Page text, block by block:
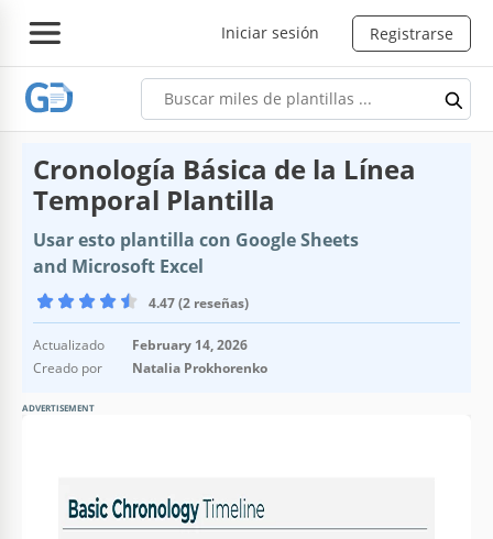
Iniciar sesión Registrarse
Cronología Básica de la Línea
Temporal Plantilla
Usar esto plantilla con Google Sheets
and Microsoft Excel
4.47 (2 reseñas)
Actualizado
February 14, 2026
Creado por
Natalia Prokhorenko
ADVERTISEMENT